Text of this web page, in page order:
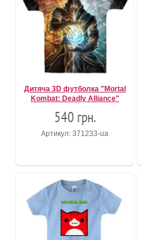
Дитяча 3D футболка "Mortal
Kombat: Deadly Alliance"
540 грн.
Артикул: 371233-ua